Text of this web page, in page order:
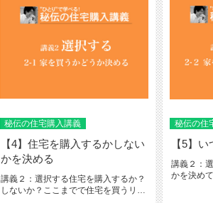
秘伝の住宅購入講義
【4】住宅を購入するかしない
かを決める
講義２：選択する住宅を購入するか？
しないか？ここまでで住宅を買うリス
秘伝の住
【5】
講義２：
かを決め